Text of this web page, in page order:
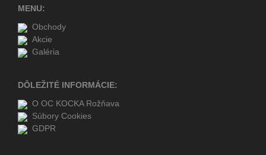
MENU:
Obchody
Akcie
Galéria
DÔLEŽITÉ INFORMÁCIE:
O OC KOCKA Rožňava
Súbory Cookies
GDPR